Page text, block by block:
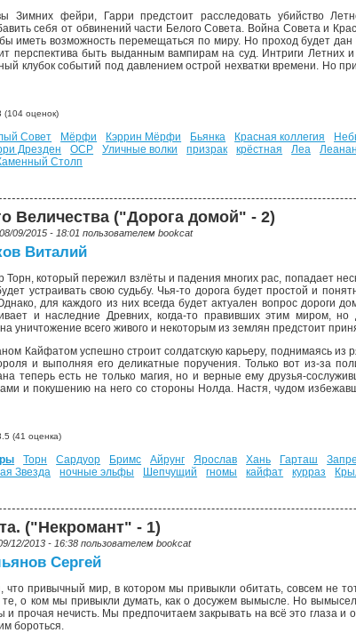
Зимних фейри, Гарри предстоит расследовать убийство
себя от обвинений части Белого Совета. Война Совета и
иметь возможность перемещаться по миру. Но проход будет
перспектива быть выданным вампирам на суд. Интриги
клубок событий под давлением острой нехватки времени. Но
(104 оценок)
Совет Мёрфи Кэррин Мёрфи Бьянка Красная коллегия
Дрезден ОСР Уличные волки призрак крёстная Леа
Столп
Величества ("Дорога домой" - 2)
09/2015 - 18:01 пользователемbookcat
Виталий
Торн, который пережил взлёты и падения многих рас, попадает
устраивать свою судьбу. Чья-то дорога будет простой и
для каждого из них всегда будет актуален вопрос дороги
и наследние Древних, когда-то правивших этим миром,
уничтожение всего живого и некоторым из землян предстоит
Кайфатом успешно строит солдатскую карьеру, поднимаясь
и выполняя его деликатные поручения. Только вот из-за
теперь есть не только магия, но и верные ему друзья-
и покушению на него со стороны Нолда. Настя, чудом
(41 оценка)
Торн Сардуор Бримс Айрунг Ярослав Хань Гарташ
Звезда ночные эльфы Шепчущий гномы кайфат курраз
("Некромант" - 1)
12/2013 - 16:38 пользователемbookcat
Сергей
что привычный мир, в котором мы привыкли обитать, совсем не
о ком мы привыкли думать, как о досужем вымысле. Но
и прочая нечисть. Мы предпочитаем закрывать на всё это глаза
бороться.